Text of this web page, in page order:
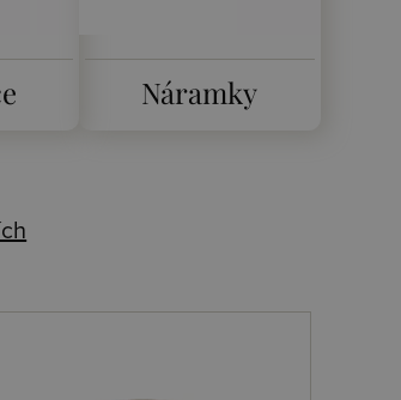
Náramky